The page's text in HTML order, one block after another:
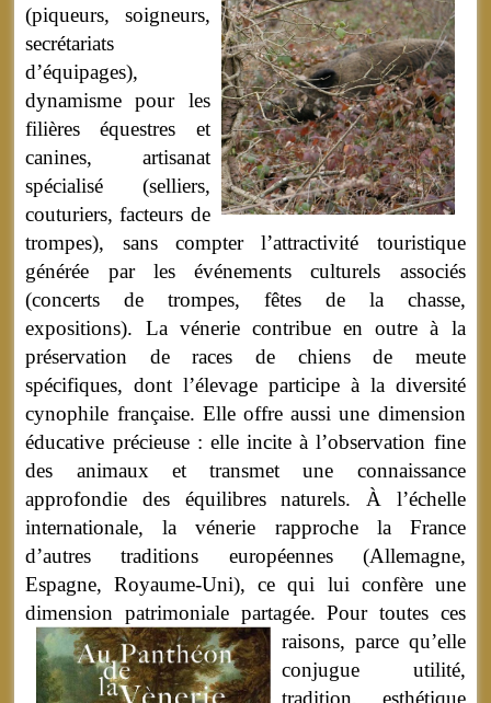
(piqueurs, soigneurs,
secrétariats
d’équipages),
dynamisme pour les
filières équestres et
canines, artisanat
spécialisé (selliers,
couturiers, facteurs de
trompes), sans compter l’attractivité touristique
générée par les événements culturels associés
(concerts de trompes, fêtes de la chasse,
expositions). La vénerie contribue en outre à la
préservation de races de chiens de meute
spécifiques, dont l’élevage participe à la diversité
cynophile française. Elle offre aussi une dimension
éducative précieuse : elle incite à l’observation fine
des animaux et transmet une connaissance
approfondie des équilibres naturels. À l’échelle
internationale, la vénerie rapproche la France
d’autres traditions européennes (Allemagne,
Espagne, Royaume-Uni), ce qui lui confère une
dimension patrimoniale partagée.Pour toutes ces
raisons, parce qu’elle
conjugue utilité,